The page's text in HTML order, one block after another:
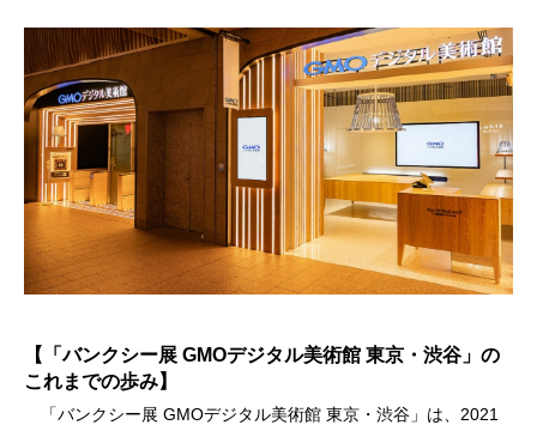
【「バンクシー展 GMOデジタル美術館 東京・渋谷」の
これまでの歩み】
「バンクシー展 GMOデジタル美術館 東京・渋谷」は、2021